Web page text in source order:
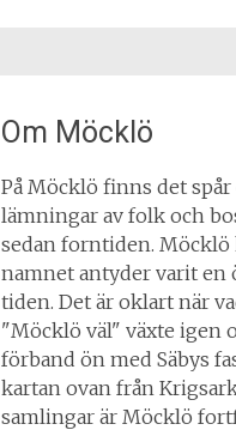
Om Möcklö
På Möcklö finns det spår
lämningar av folk och
sedan forntiden. Möcklö
namnet antyder varit en
tiden. Det är oklart när
"Möcklö väl" växte igen
förband ön med Säbys
kartan ovan från
samlingar är Möcklö